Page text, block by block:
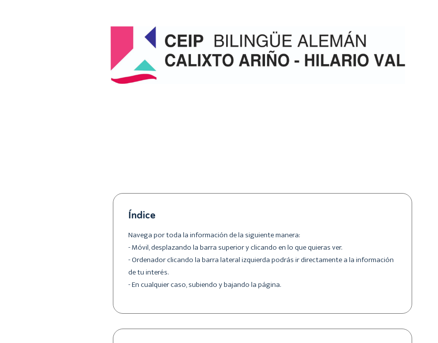
Índice
Navega por toda la información de la siguiente manera:
- Móvil, desplazando la barra superior y clicando en lo que quieras ver.
- Ordenador clicando la barra lateral izquierda podrás ir directamente a la información
de tu interés.
- En cualquier caso, subiendo y bajando la página.